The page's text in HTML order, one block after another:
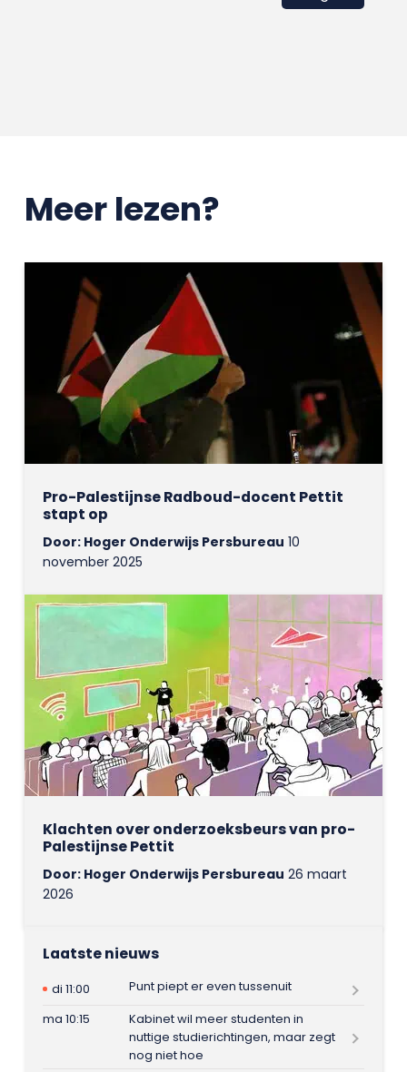
Meer lezen?
Pro-Palestijnse Radboud-docent Pettit
stapt op
Door: Hoger Onderwijs Persbureau 10
november 2025
Klachten over onderzoeksbeurs van pro-
Palestijnse Pettit
Door: Hoger Onderwijs Persbureau 26 maart
2026
Laatste nieuws
di 11:00
Punt piept er even tussenuit
ma 10:15
Kabinet wil meer studenten in
nuttige studierichtingen, maar zegt
nog niet hoe